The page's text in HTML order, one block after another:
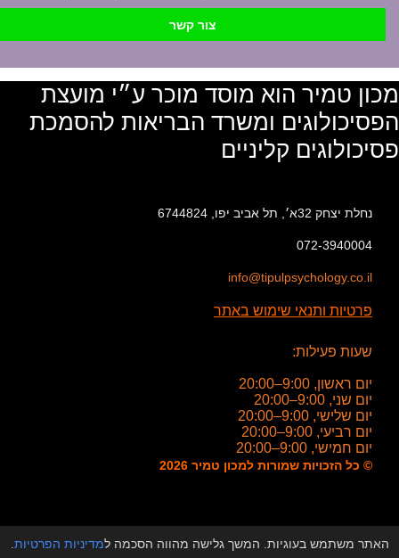
צור קשר
מכון טמיר הוא מוסד מוכר ע״י מועצת
הפסיכולוגים ומשרד הבריאות להסמכת
פסיכולוגים קליניים
נחלת יצחק 32א׳, תל אביב יפו, 6744824
072-3940004
info@tipulpsychology.co.il
פרטיות ותנאי שימוש באתר
שעות פעילות:
יום ראשון, 9:00–20:00
יום שני, 9:00–20:00
יום שלישי, 9:00–20:00
יום רביעי, 9:00–20:00
יום חמישי, 9:00–20:00
© כל הזכויות שמורות למכון טמיר 2026
האתר משתמש בעוגיות. המשך גלישה מהווה הסכמה למדיניות הפרטיות